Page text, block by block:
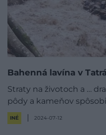
Bahenná lavína v
Straty na životoch a …
pôdy a kameňov
INÉ 2024-07-12